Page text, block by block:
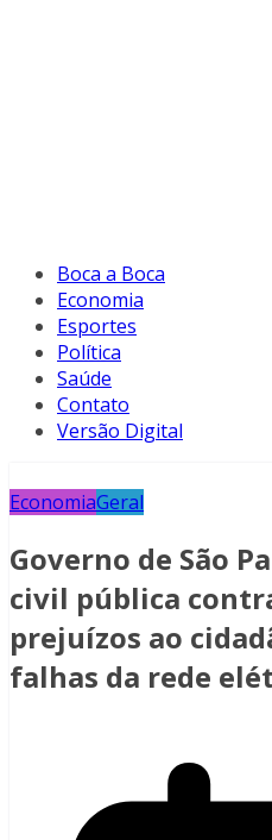
Boca a Boca
Economia
Esportes
Política
Saúde
Contato
Versão Digital
EconomiaGeral
Governo de São
civil pública
prejuízos ao
falhas da rede